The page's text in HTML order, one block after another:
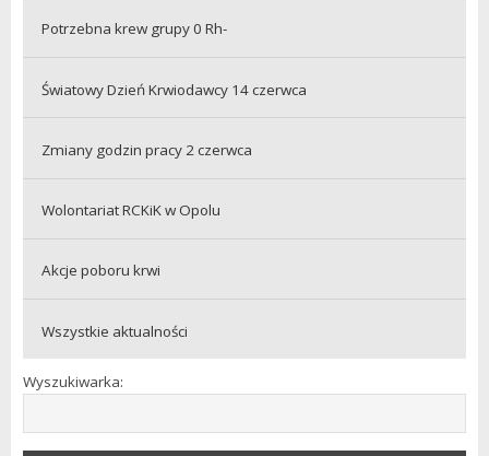
Potrzebna krew grupy 0 Rh-
Światowy Dzień Krwiodawcy 14 czerwca
Zmiany godzin pracy 2 czerwca
Wolontariat RCKiK w Opolu
Akcje poboru krwi
Wszystkie aktualności
Wyszukiwarka: